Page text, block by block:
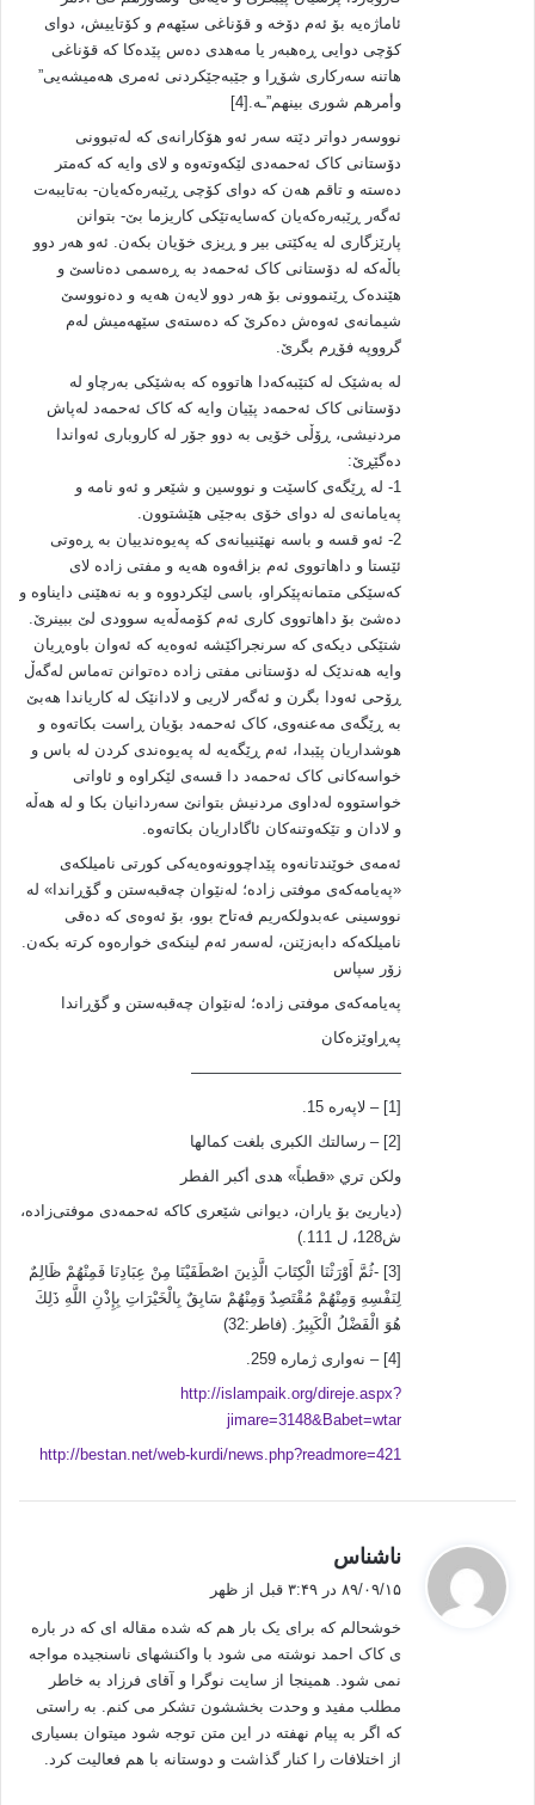
ئاماژه‌یه‌ بۆ ئه‌م دۆخه‌ و قۆناغی سێهه‌م و کۆتاییش، دوای
کۆچی دوایی ڕه‌هبه‌ر یا مه‌هدی ده‌س پێده‌کا‌ که‌ قۆناغی
هاتنه‌ سه‌رکاری شۆڕا و جێبه‌جێکردنی ئه‌مری هه‌میشه‌یی”
وأمرهم شوری بینهم”ـه‌.[4]
نووسه‌ر دواتر دێته‌ سه‌ر ئه‌و هۆکارانه‌ی که‌ له‌تبوونی
دۆستانی کاک ئه‌حمه‌دی لێکه‌وته‌وه‌ و لای وایه‌ که‌ که‌متر
ده‌سته‌ و تاقم هه‌ن که‌ دوای کۆچی ڕێبه‌ره‌که‌یان- به‌تایبه‌ت
ئه‌گه‌ر ڕێبه‌ره‌که‌یان که‌سایه‌تێکی کاریزما بێ- بتوانن
پارێزگاری له‌ یه‌کێتی بیر و ڕیزی خۆیان بکه‌ن. ئه‌و هه‌ر دوو
باڵه‌که‌ له‌ دۆستانی کاک ئه‌حمه‌د به‌ ڕه‌سمی ده‌ناسێ و
هێنده‌ک ڕێنموونی بۆ هه‌ر دوو لایه‌ن هه‌یه‌ و ده‌نووسێ
شیمانه‌ی ئه‌وه‌ش ده‌کرێ که‌ ده‌سته‌ی سێهه‌میش له‌م
گرووپه‌ فۆڕم بگرێ.
له‌ به‌شێک له‌ کتێبه‌که‌دا هاتووه‌ که‌ به‌شێکی به‌رچاو له‌
دۆستانی کاک ئه‌حمه‌د پێیان وایه‌ که‌ کاک ئه‌حمه‌د له‌پاش
مردنیشی‎، ڕۆڵی خۆیی به‌ دوو جۆر له‌ کاروباری ئه‌واندا
ده‌گێڕێ:
1- له‌ ڕێگه‌ی کاسێت و نووسین و شێعر و ئه‌و نامه‌ و
په‌یامانه‌ی له‌ دوای خۆی به‌جێی هێشتوون.
2- ئه‌و قسه‌ و باسه‌ نهێنییانه‌ی که‌ په‌یوه‌ندییان به‌ ڕه‌وتی
ئێستا و داهاتووی ئه‌م بزاڤه‌وه‌ هه‌یه‌ و مفتی زاده‌ لای
که‌سێکی متمانه‌پێکراو، باسی لێکردووه‌ و به‌ نه‌هێنی دایناوه‌ و
ده‌شێ بۆ داهاتووی کاری ئه‌م کۆمه‌ڵه‌یه‌ سوودی لێ ببینرێ.
شتێکی دیکه‌ی که‌ سرنجراکێشه‌ ئه‌وه‌یه‌ که‌ ئه‌وان باوه‌ڕیان
وایه‌ هه‌ندێک له‌ دۆستانی مفتی زاده‌ ده‌توانن ته‌ماس له‌گه‌ڵ
ڕۆحی ئه‌ودا بگرن و ئه‌گه‌ر لاریی و لادانێک له‌ کاریاندا هه‌بێ
به‌ ڕێگه‌ی مه‌عنه‌وی، کاک ئه‌حمه‌د بۆیان ڕاست بکاته‌وه‌ و
هوشداریان پێبدا، ئه‌م ڕێگه‌یه‌ له‌ په‌یوه‌ندی کردن له‌ باس و
خواسه‌کانی کاک ئه‌حمه‌د دا قسه‌ی لێکراوه‌ و ئاواتی
خواستووه‌ له‌داوی مردنیش بتوانێ سه‌ردانیان بکا و له‌ هه‌ڵه‌
و لادان و تێکه‌و‌‌تنه‌کان ئاگاداریان بکاته‌وه‌.
ئه‌مه‌ی خوێندتانه‌وه‌ پێداچوونه‌وه‌یه‌کی کورتی نامیلکه‌ی
«په‌یامه‌که‌ی موفتی زاده‌؛ له‌نێوان چه‌قبه‌ستن و گۆڕاندا» له‌
نووسینی عه‌بدولکه‌ریم فه‌تاح بوو، بۆ ئه‌وه‌ی که‌ ده‌قی
نامیلکه‌که‌ دابه‌زێنن،‌ له‌سه‌ر ئه‌م لینکه‌ی خواره‌وه‌ کرته‌ بکه‌ن.
زۆر سپاس
په‌یامه‌که‌ی موفتی زاده‌؛ له‌نێوان چه‌قبه‌ستن و گۆڕاندا
په‌ڕاوێزه‌کان
—————————————–
[1] – لاپه‌ره‌ 15.
[2] – رسالتك الكبرى بلغت كمالها
ولكن تري «قطباً» هدى أكبر الفطر
(دیاریێ بۆ یاران، دیوانی شێعری کاکه‌ ئه‌حمه‌دی موفتی‌زاده‌،
ش128، ل 111.)
[3] -ثُمَّ أَوْرَثْنَا الْكِتَابَ الَّذِينَ اصْطَفَيْنَا مِنْ عِبَادِنَا فَمِنْهُمْ ظَالِمٌ
لِنَفْسِهِ وَمِنْهُمْ مُقْتَصِدٌ وَمِنْهُمْ سَابِقٌ بِالْخَيْرَاتِ بِإِذْنِ اللَّهِ ذَلِكَ
هُوَ الْفَضْلُ الْكَبِيرُ. (فاطر:32)
[4] – نه‌واری ژماره‌ 259.
http://islampaik.org/direje.aspx?
jimare=3148&Babet=wtar
http://bestan.net/web-kurdi/news.php?readmore=421
ناشناس
:
۸۹/۰۹/۱۵ در ۳:۴۹ قبل از ظهر
خوشحالم که برای یک بار هم که شده مقاله ای که در باره
ی کاک احمد نوشته می شود با واکنشهای ناسنجیده مواجه
نمی شود. همینجا از سایت نوگرا و آقای فرزاد به خاطر
مطلب مفید و وحدت بخششون تشکر می کنم. به راستی
که اگر به پیام نهفته در این متن توجه شود میتوان بسیاری
از اختلافات را کنار گذاشت و دوستانه با هم فعالیت کرد.